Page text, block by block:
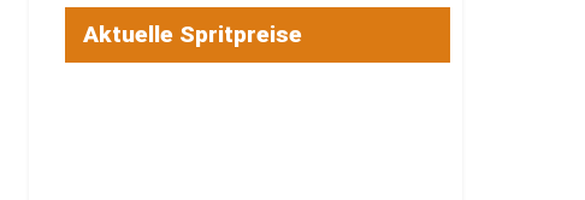
Aktuelle Spritpreise